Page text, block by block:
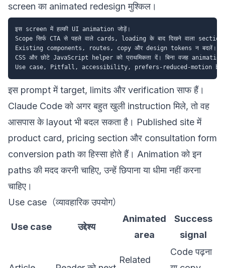
screen का animated redesign मुश्किल।
इस screen में हल्की UI animation जोड़ें।
Scope सिर्फ CTA से पहले वाले cards, loading के बाद दिखने वाला
Existing components, routes, copy और design tokens न बदलें।
CSS और छोटे JavaScript helper को प्राथमिकता दें। बिना वजह
इस prompt में target, limits और verification साफ हैं।
Claude Code को अगर बहुत खुली instruction मिले, तो वह
आसपास के layout भी बदल सकता है। Published site में
product card, pricing section और consultation form
conversion path का हिस्सा होते हैं। Animation को इन
paths की मदद करनी चाहिए, उन्हें छिपाना या धीमा नहीं करना
चाहिए।
Use case（व्यावहारिक उपयोग）
Use case उद्देश्य
Animated
area
Success
signal
Related
Code पढ़ना